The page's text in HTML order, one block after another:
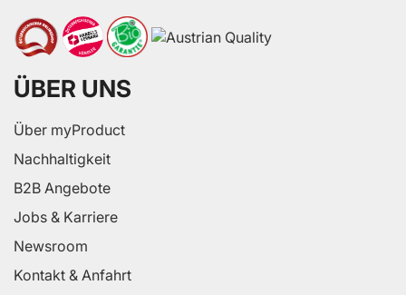
ÜBER UNS
Über myProduct
Nachhaltigkeit
B2B Angebote
Jobs & Karriere
Newsroom
Kontakt & Anfahrt